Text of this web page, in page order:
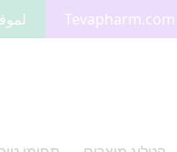
Tevapharm.com